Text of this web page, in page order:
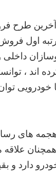
اظهار کرد: پراید
اند ،
توان
های رسانه
علاقه
دارد و